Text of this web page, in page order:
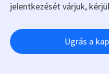
jelentkezését várjuk,
Ugrás a